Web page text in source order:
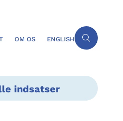
OM OS ENGLISH
indsatser